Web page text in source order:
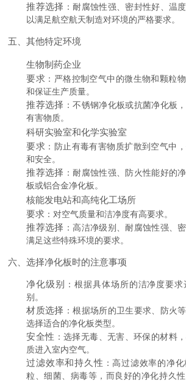
推荐选择 ：耐腐蚀性强、密封性好、温
以满足航空航天制造对环境的严格要求。
五、其他特定环境
生物制药企业
要求 ：严格控制空气中的微生物和颗粒
和保证生产质量。
推荐选择 ：不锈钢净化板或抗菌净化板
有害物质。
科研实验室和化学实验室
要求 ：防止有毒有害物质扩散到空气中
和安全。
推荐选择 ：耐腐蚀性强、防火性能好的
板或铝合金净化板。
核能发电站和高纯化工场所
要求 ：对空气质量和洁净度有高要求。
推荐选择 ：高洁净级别、耐腐蚀性强、
满足这些特殊环境的要求。
六、选择净化板时的注意事项
净化级别
：根据具体场所的洁净度要
别。
材质选择 ：根据场所的卫生要求、防火
选择适合的净化板类型。
安全性 ：选择无毒、无害、环保的材料
质进入室内空气。
过滤效率和持久性 ：高过滤效率的净
粒、细菌、病毒等，而良好的净化持久